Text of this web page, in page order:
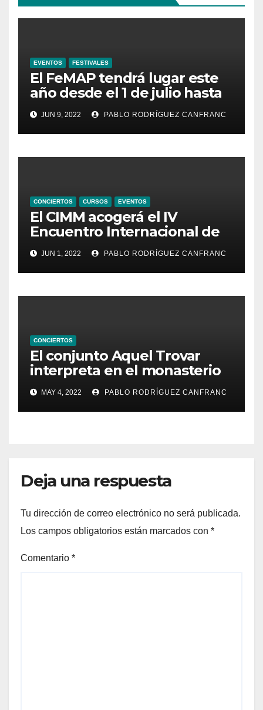
EVENTOS FESTIVALES
El FeMAP tendrá lugar este
año desde el 1 de julio hasta
el 21 de agosto, ampliando la
oferta de conciertos y el
territorio de acción
JUN 9, 2022 PABLO RODRÍGUEZ CANFRANC
CONCIERTOS CURSOS EVENTOS
El CIMM acogerá el IV
Encuentro Internacional de
Ministriles
JUN 1, 2022 PABLO RODRÍGUEZ CANFRANC
CONCIERTOS
El conjunto Aquel Trovar
interpreta en el monasterio
de Santa María de la
Valldigna las cantigas de
Alfonso X el Sabio
MAY 4, 2022 PABLO RODRÍGUEZ CANFRANC
Deja una respuesta
Tu dirección de correo electrónico no será publicada.
Los campos obligatorios están marcados con *
Comentario *